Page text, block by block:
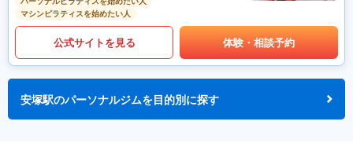
マシンピラティスを始めたい人
公式サイトを見る 体験・相談予約
安塚駅のパーソナルジムを目的別に探す